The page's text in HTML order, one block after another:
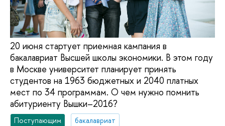
20 июня стартует приемная кампания в
бакалавриат Высшей школы экономики. В этом году
в Москве университет планирует принять
студентов на 1963 бюджетных и 2040 платных
мест по 34 программам. О чем нужно помнить
абитуриенту Вышки–2016?
Поступающим
бакалавриат